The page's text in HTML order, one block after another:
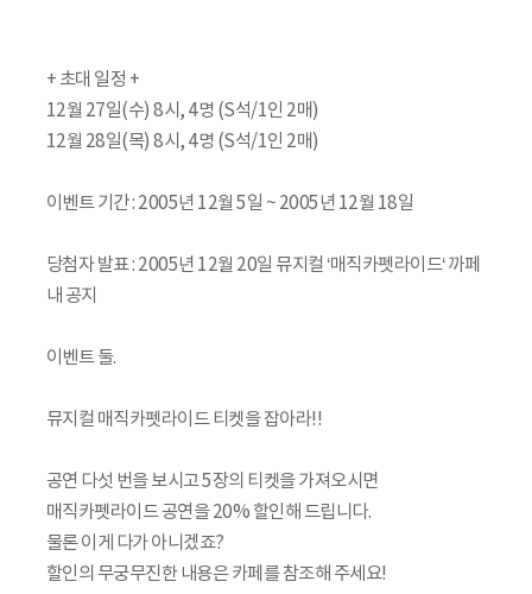
+ 초대 일정 +
12월 27일(수) 8시, 4명 (S석/1인 2매)
12월 28일(목) 8시, 4명 (S석/1인 2매)
이벤트 기간 : 2005년 12월 5일 ~ 2005년 12월 18일
당첨자 발표 : 2005년 12월 20일 뮤지컬 ‘매직카펫라이드‘ 까페
내 공지
이벤트 둘.
뮤지컬 매직카펫라이드 티켓을 잡아라!!
공연 다섯 번을 보시고 5장의 티켓을 가져오시면
매직카펫라이드 공연을 20% 할인해 드립니다.
물론 이게 다가 아니겠죠?
할인의 무궁무진한 내용은 카페를 참조해 주세요!